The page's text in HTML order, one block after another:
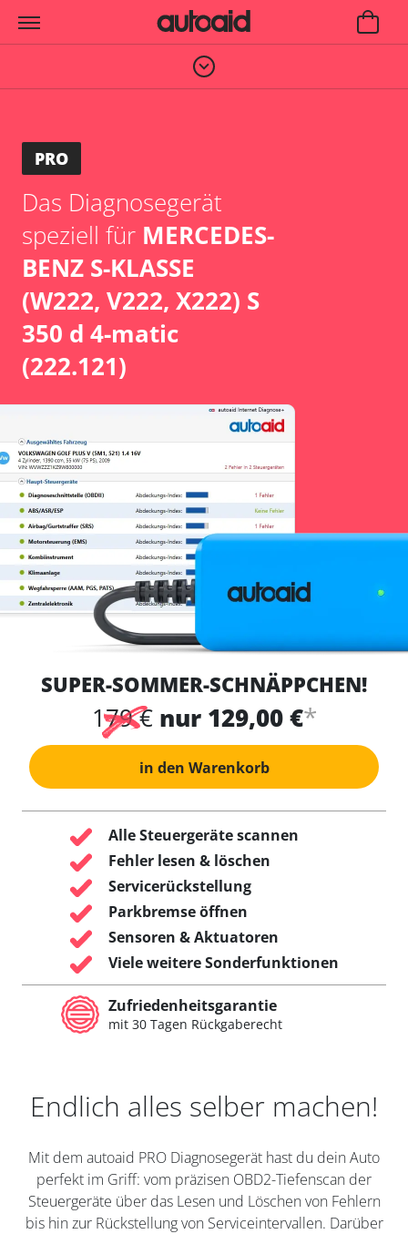
PRO
Das Diagnosegerät
speziell für MERCEDES-
BENZ S-KLASSE
(W222, V222, X222) S
350 d 4-matic
(222.121)
SUPER-SOMMER-SCHNÄPPCHEN!
179 € nur 129,00 €*
in den Warenkorb
Alle Steuergeräte scannen
Fehler lesen & löschen
Servicerückstellung
Parkbremse öffnen
Sensoren & Aktuatoren
Viele weitere Sonderfunktionen
Zufriedenheitsgarantie
mit 30 Tagen Rückgaberecht
Endlich alles selber machen!
Mit dem autoaid PRO Diagnosegerät hast du dein Auto
perfekt im Griff: vom präzisen OBD2-Tiefenscan der
Steuergeräte über das Lesen und Löschen von Fehlern
bis hin zur Rückstellung von Serviceintervallen. Darüber